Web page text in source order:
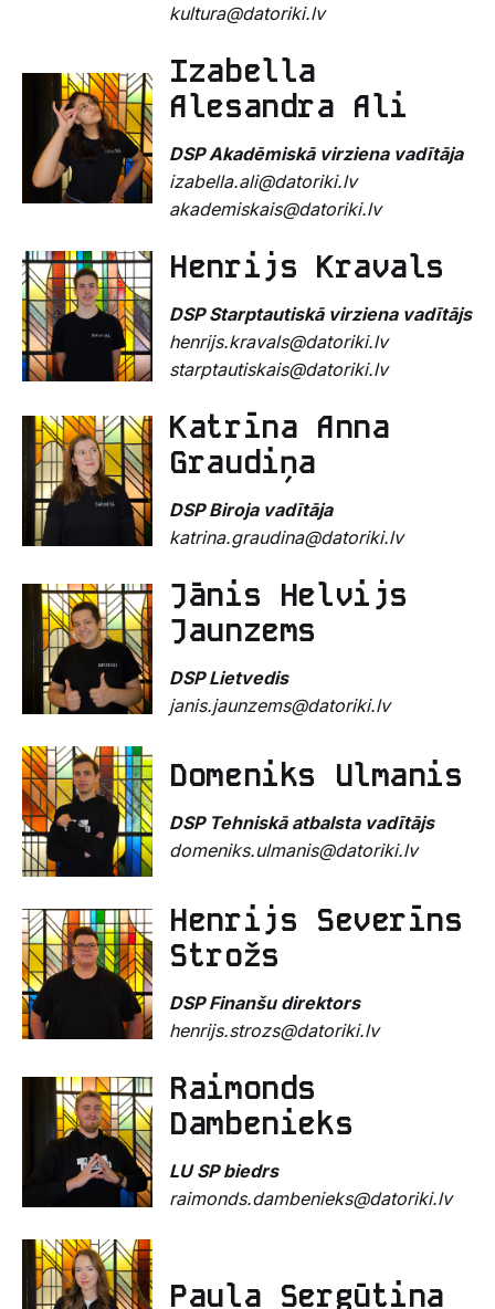
kultura@datoriki.lv
Izabella
Alesandra Ali
DSP Akadēmiskā virziena vadītāja
izabella.ali@datoriki.lv
akademiskais@datoriki.lv
Henrijs Kravals
DSP Starptautiskā virziena vadītājs
henrijs.kravals@datoriki.lv
starptautiskais@datoriki.lv
Katrīna Anna
Graudiņa
DSP Biroja vadītāja
katrina.graudina@datoriki.lv
Jānis Helvijs
Jaunzems
DSP Lietvedis
janis.jaunzems@datoriki.lv
Domeniks Ulmanis
DSP Tehniskā atbalsta vadītājs
domeniks.ulmanis@datoriki.lv
Henrijs Severīns
Strožs
DSP Finanšu direktors
henrijs.strozs@datoriki.lv
Raimonds
Dambenieks
LU SP biedrs
raimonds.dambenieks@datoriki.lv
Paula Sergūtina